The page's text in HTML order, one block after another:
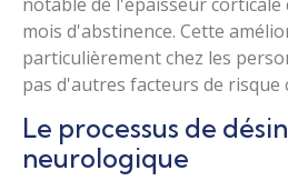
mois d'abstinence. Cette
particulièrement chez les
pas d'autres facteurs de risque
Le processus de
neurologique